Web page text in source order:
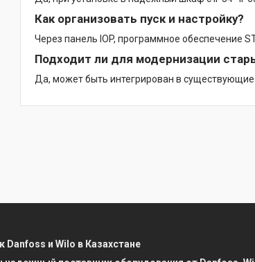
Как организовать пуск и настройку?
Через панель IOP, программное обеспечение
Подходит ли для модернизации
Да, может быть интегрирован в
и Wilo в Казахстане